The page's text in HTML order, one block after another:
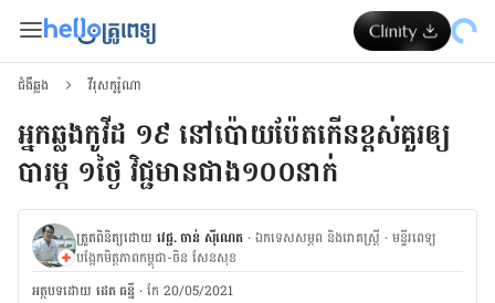
ជំងឺឆ្លង វីរុសកូរ៉ូណា
អ្នកឆ្លងកូវីដ ១៩ នៅប៉ោយប៉ែតកើនខ្ពស់គួរឲ្យ
បារម្ភ ១ថ្ងៃ វិជ្ជមានជាង១០០នាក់
ត្រួតពិនិត្យដោយ វេជ្ជ. ចាន់ ស៊ីណេត ·ឯកទេសសម្ភព និងរោគស្ត្រី ·ម​ន្ទីរពេទ្យ
បង្អែកមិត្តភាពកម្ពុជា-ចិន សែនសុខ
អត្ថបទ​ដោយ ដេត ធន្នី ·កែ 20/05/2021